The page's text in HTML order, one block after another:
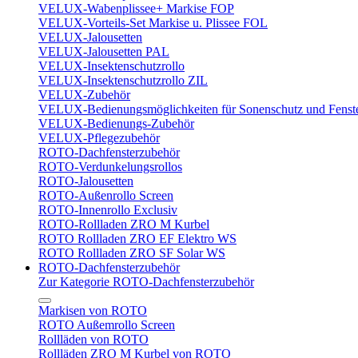
VELUX-Wabenplissee+ Markise FOP
VELUX-Vorteils-Set Markise u. Plissee FOL
VELUX-Jalousetten
VELUX-Jalousetten PAL
VELUX-Insektenschutzrollo
VELUX-Insektenschutzrollo ZIL
VELUX-Zubehör
VELUX-Bedienungsmöglichkeiten für Sonenschutz und
VELUX-Bedienungs-Zubehör
VELUX-Pflegezubehör
ROTO-Dachfensterzubehör
ROTO-Verdunkelungsrollos
ROTO-Jalousetten
ROTO-Außenrollo Screen
ROTO-Innenrollo Exclusiv
ROTO-Rollladen ZRO M Kurbel
ROTO Rollladen ZRO EF Elektro WS
ROTO Rollladen ZRO SF Solar WS
ROTO-Dachfensterzubehör
Zur Kategorie ROTO-Dachfensterzubehör
Markisen von ROTO
ROTO Außemrollo Screen
Rollläden von ROTO
Rollläden ZRO M Kurbel von ROTO